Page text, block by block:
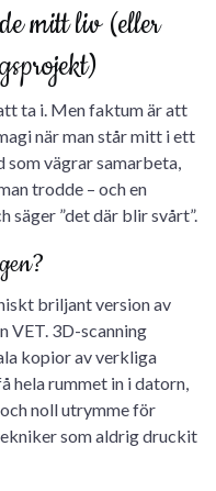
mitt liv (eller
ta i. Men faktum är att
när man står mitt i ett
vägrar samarbeta,
trodde – och en
säger ”det där blir svårt”.
briljant version av
VET. 3D-scanning
kopior av verkliga
hela rummet in i datorn,
noll utrymme för
som aldrig druckit